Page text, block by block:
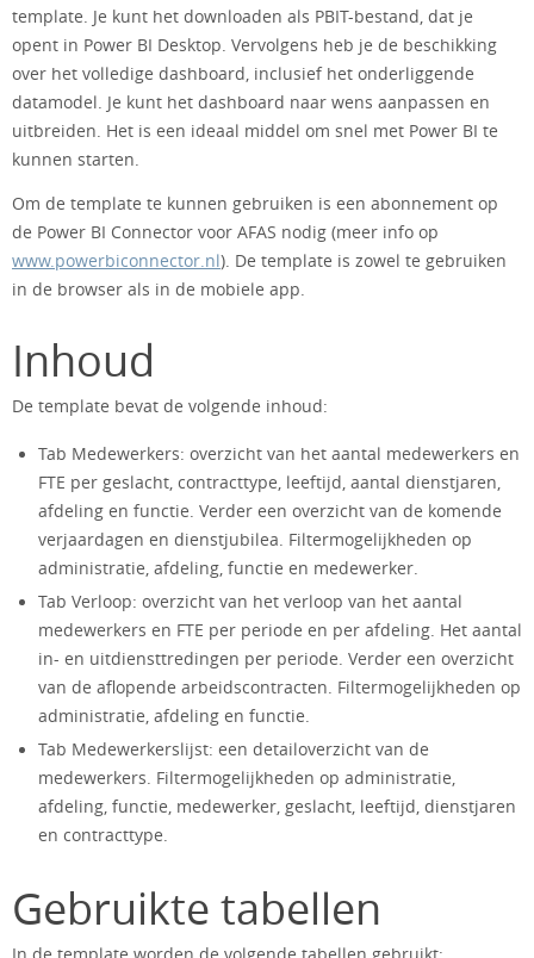
template. Je kunt het downloaden als PBIT-bestand, dat je
opent in Power BI Desktop. Vervolgens heb je de beschikking
over het volledige dashboard, inclusief het onderliggende
datamodel. Je kunt het dashboard naar wens aanpassen en
uitbreiden. Het is een ideaal middel om snel met Power BI te
kunnen starten.
Om de template te kunnen gebruiken is een abonnement op
de Power BI Connector voor AFAS nodig (meer info op
www.powerbiconnector.nl). De template is zowel te gebruiken
in de browser als in de mobiele app.
Inhoud
De template bevat de volgende inhoud:
Tab Medewerkers: overzicht van het aantal medewerkers en
FTE per geslacht, contracttype, leeftijd, aantal dienstjaren,
afdeling en functie. Verder een overzicht van de komende
verjaardagen en dienstjubilea. Filtermogelijkheden op
administratie, afdeling, functie en medewerker.
Tab Verloop: overzicht van het verloop van het aantal
medewerkers en FTE per periode en per afdeling. Het aantal
in- en uitdiensttredingen per periode. Verder een overzicht
van de aflopende arbeidscontracten. Filtermogelijkheden op
administratie, afdeling en functie.
Tab Medewerkerslijst: een detailoverzicht van de
medewerkers. Filtermogelijkheden op administratie,
afdeling, functie, medewerker, geslacht, leeftijd, dienstjaren
en contracttype.
Gebruikte tabellen